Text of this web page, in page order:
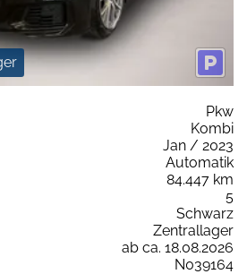
Pkw
Kombi
Jan / 2023
Automatik
84.447 km
5
Schwarz
Zentrallager
ab ca. 18.08.2026
N039164